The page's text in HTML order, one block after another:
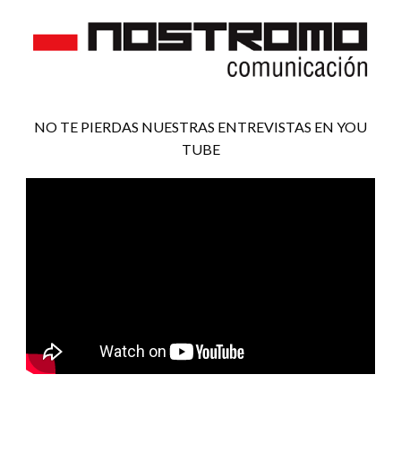
NO TE PIERDAS NUESTRAS ENTREVISTAS EN YOU
TUBE